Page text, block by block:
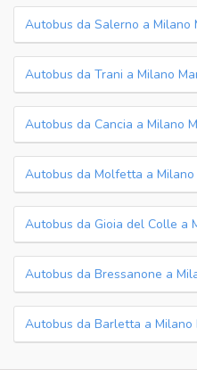
Autobus da Salerno a Milano
Autobus da Trani a Milano
Autobus da Cancia a Milano
Autobus da Molfetta a Milano
Autobus da Gioia del Colle a
Autobus da Bressanone a
Autobus da Barletta a Milano